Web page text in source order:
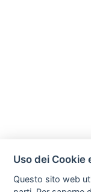
Uso dei Cookie
Questo sito web